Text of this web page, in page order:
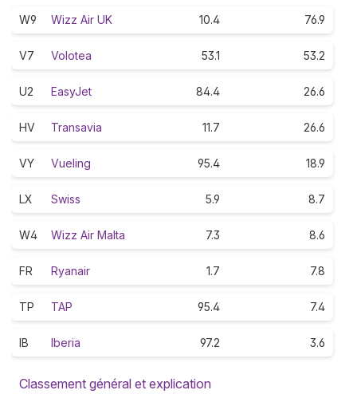
W9 Wizz Air UK 10.4 76.9
V7 Volotea 53.1 53.2
U2 EasyJet 84.4 26.6
HV Transavia 11.7 26.6
VY Vueling 95.4 18.9
LX Swiss 5.9 8.7
W4 Wizz Air Malta 7.3 8.6
FR Ryanair 1.7 7.8
TP TAP 95.4 7.4
IB Iberia 97.2 3.6
Classement général et explication